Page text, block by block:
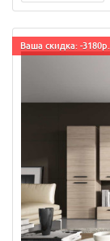
Ваша скидка: -3180р.